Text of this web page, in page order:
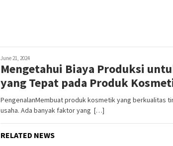
June 21, 2024
Mengetahui Biaya Produksi
yang Tepat pada Produk
PengenalanMembuat produk kosmetik yang berkualitas
usaha. Ada banyak faktor yang […]
RELATED NEWS